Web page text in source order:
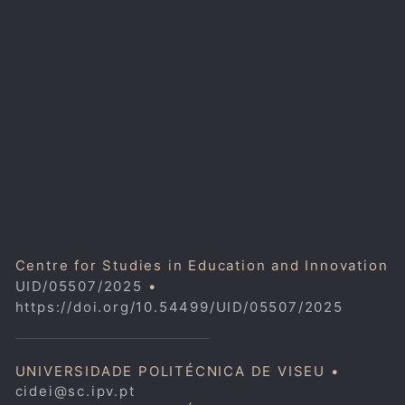
Centre for Studies in Education and Innovation
UID/05507/2025 •
https://doi.org/10.54499/UID/05507/2025
UNIVERSIDADE POLITÉCNICA DE VISEU •
cidei@sc.ipv.pt